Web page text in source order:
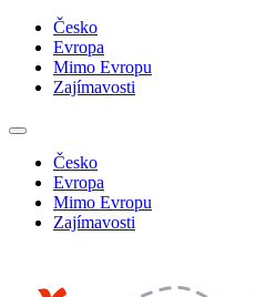
Česko
Evropa
Mimo Evropu
Zajímavosti
Česko
Evropa
Mimo Evropu
Zajímavosti